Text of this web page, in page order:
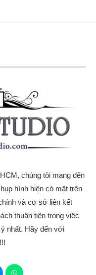
chúng tôi mang đến
hình hiện có mặt trên
và cơ sở liên kết
thuận tiện trong việc
nhất. Hãy đến với